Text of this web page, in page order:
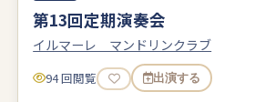
第13回定期演奏会
イルマーレ マンドリンクラブ
94 回閲覧 出演する